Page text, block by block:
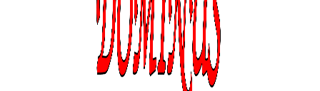
RINGPIERCING MIT KUGEL